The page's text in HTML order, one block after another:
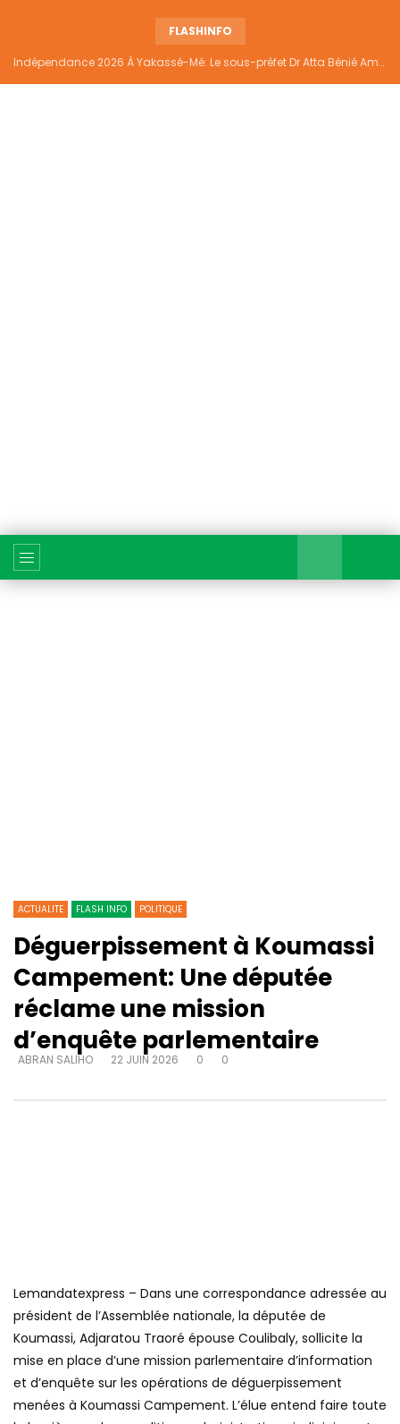
FLASHINFO
Indépendance 2026 À Yakassé-Mé: Le sous-préfet Dr Atta Bénié Amédé appelle à l’unité, à la sécurité et au développement
ACTUALITE FLASH INFO POLITIQUE
Déguerpissement à Koumassi
Campement: Une députée
réclame une mission
d’enquête parlementaire
ABRAN SALIHO 22 JUIN 2026 0 0
Lemandatexpress – Dans une correspondance adressée au
président de l’Assemblée nationale, la députée de
Koumassi, Adjaratou Traoré épouse Coulibaly, sollicite la
mise en place d’une mission parlementaire d’information
et d’enquête sur les opérations de déguerpissement
menées à Koumassi Campement. L’élue entend faire toute